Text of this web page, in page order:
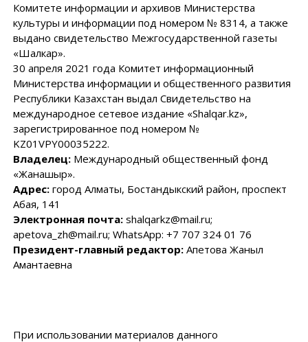
Комитете информации и архивов Министерства
культуры и информации под номером № 8314, а также
выдано свидетельство Межгосударственной газеты
«Шалкар».
30 апреля 2021 года Комитет информационный
Министерства информации и общественного развития
Республики Казахстан выдал Свидетельство на
международное сетевое издание «Shalqar.kz»,
зарегистрированное под номером №
KZ01VPY00035222.
Владелец:Международный общественный фонд
«Жанашыр».
Адрес:город Алматы, Бостандыкский район, проспект
Абая, 141
Электронная почта:shalqarkz@mail.ru;
apetova_zh@mail.ru; WhatsApp: +7 707 324 01 76
Президент-главный редактор:Апетова Жаныл
Амантаевна
При использовании материалов данного